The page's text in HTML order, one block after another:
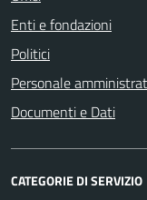
Enti e fondazioni
Politici
Personale
Documenti e Dati
CATEGORIE DI SERVIZIO